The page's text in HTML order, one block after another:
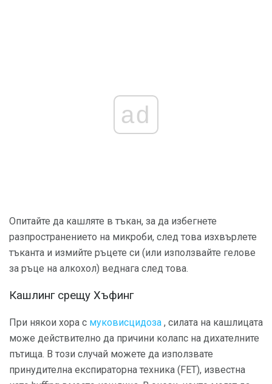
ad
Опитайте да кашляте в тъкан, за да избегнете
разпространението на микроби, след това изхвърлете
тъканта и измийте ръцете си (или използвайте гелове
за ръце на алкохол) веднага след това.
Кашлинг срещу Хъфинг
При някои хора с муковисцидоза , силата на кашлицата
може действително да причини колапс на дихателните
пътища. В този случай можете да използвате
принудителна експираторна техника (FET), известна